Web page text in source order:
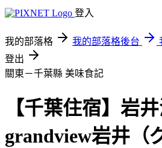
登入
我的部落格 我的部落格後台
登出
關東－千葉縣 美味食記
【千葉住宿】岩
grandview岩井（